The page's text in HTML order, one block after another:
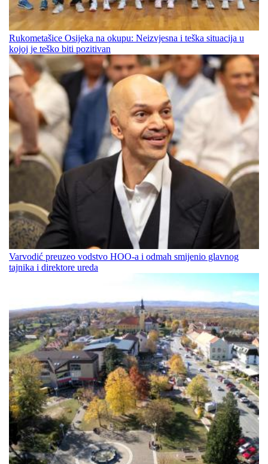
Rukometašice Osijeka na okupu: Neizvjesna i teška situacija u
kojoj je teško biti pozitivan
Varvodić preuzeo vodstvo HOO-a i odmah smijenio glavnog
tajnika i direktore ureda